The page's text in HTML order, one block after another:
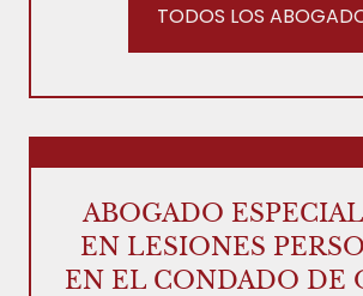
TODOS LOS
ABOGADO
EN LESIONES
EN EL CONDADO DE